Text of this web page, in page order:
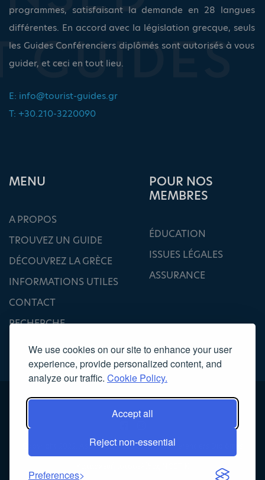
We use cookies on our site to enhance your user
experience, provide personalized content, and
analyze our traffic. Cookie Policy.
Accept all
Reject non-essential
Preferences
programmes, satisfaisant la demande en 28 langues
différentes. En accord avec la législation grecque, seuls
les Guides Conférenciers diplômés sont autorisés à vous
guider, et ceci en tout lieu.
E: info@tourist-guides.gr
T: +30.210-3220090
ΜΕΝU
A PROPOS
TROUVEZ UN GUIDE
DÉCOUVREZ LA GRÈCE
INFORMATIONS UTILES
CONTACT
RECHERCHE
POUR NOS
MEMBRES
ÉDUCATION
ISSUES LÉGALES
ASSURANCE
Copyright 2022, Association des Guides Conférenciers Diplômés